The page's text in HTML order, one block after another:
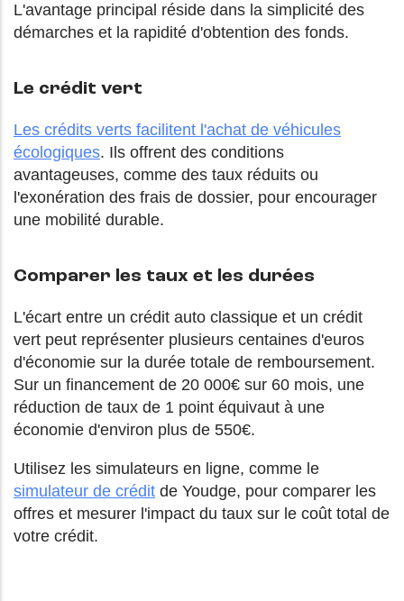
L'avantage principal réside dans la simplicité des
démarches et la rapidité d'obtention des fonds.
Le crédit vert
Les crédits verts facilitent l'achat de véhicules
écologiques. Ils offrent des conditions
avantageuses, comme des taux réduits ou
l'exonération des frais de dossier, pour encourager
une mobilité durable.
Comparer les taux et les durées
L'écart entre un crédit auto classique et un crédit
vert peut représenter plusieurs centaines d'euros
d'économie sur la durée totale de remboursement.
Sur un financement de 20 000€ sur 60 mois, une
réduction de taux de 1 point équivaut à une
économie d'environ plus de 550€.
Utilisez les simulateurs en ligne, comme le
simulateur de crédit de Youdge, pour comparer les
offres et mesurer l'impact du taux sur le coût total de
votre crédit.